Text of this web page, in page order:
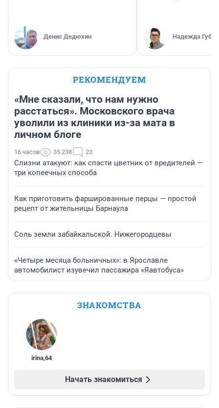
Денис Дедюхин Надежда
РЕКОМЕНДУЕМ
«Мне сказали, что нам нужно
расстаться». Московского врача
уволили из клиники из-за мата в
личном блоге
16 часов 35 238 23
Слизни атакуют: как спасти цветник от вредителей —
три копеечных способа
Как приготовить фаршированные перцы — простой
рецепт от жительницы Барнаула
Соль земли забайкальской. Нижегородцевы
«Четыре месяца больничных»: в Ярославле
автомобилист изувечил пассажира «Яавтобуса»
ЗНАКОМСТВА
irina,64
Начать знакомиться